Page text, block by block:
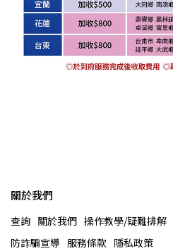
關於我們
查詢 關於我們 操作教學/疑難排解
防詐騙宣導 服務條款 隱私政策